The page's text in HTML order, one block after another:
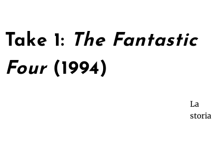
Take 1: The Fantastic
Four(1994)
La
storia